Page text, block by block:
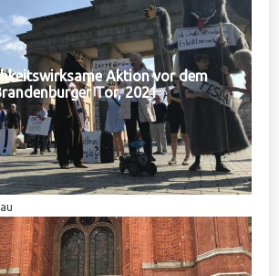
Aktion vor dem
Tor, 2021